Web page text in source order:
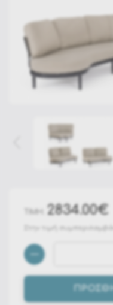
2834.00€